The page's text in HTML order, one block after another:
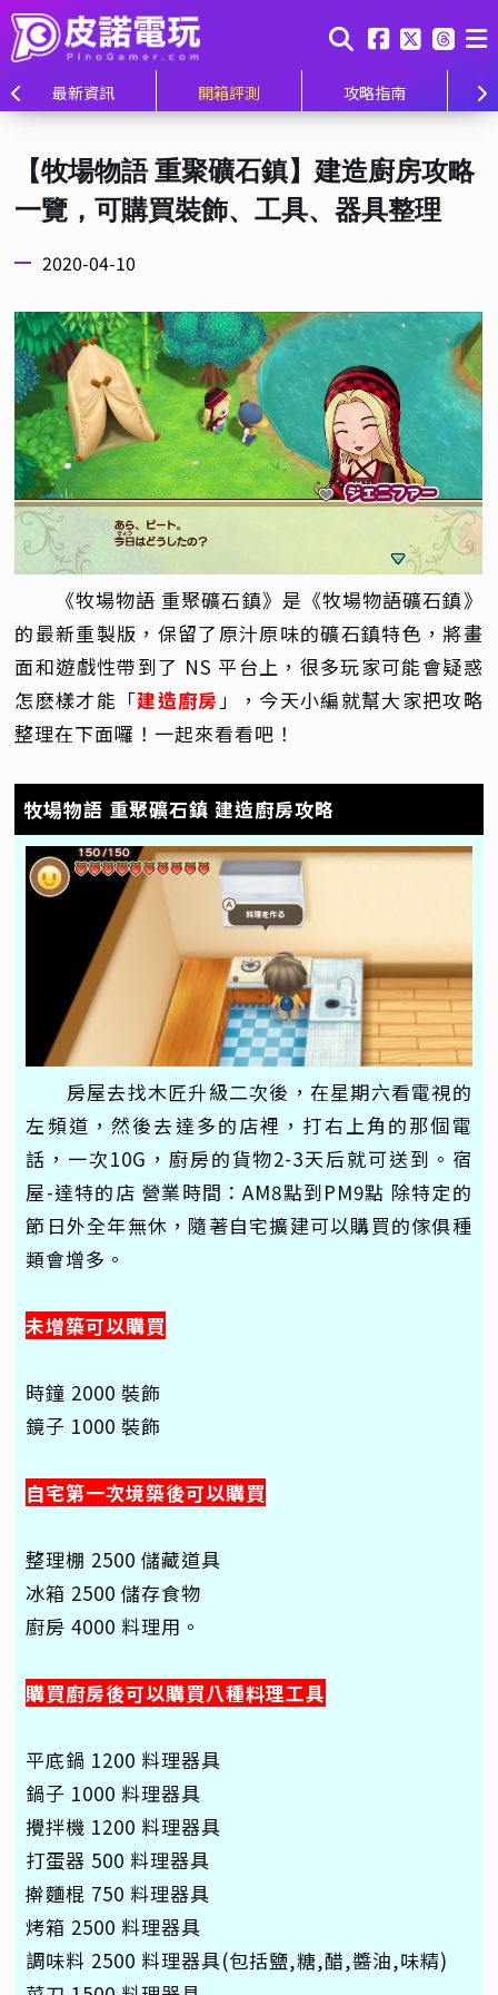
最新資訊 開箱評測 攻略指南
【牧場物語 重聚礦石鎮】建造廚房攻略
一覽，可購買裝飾、工具、器具整理
2020-04-10
《牧場物語 重聚礦石鎮》是《牧場物語礦石鎮》
的最新重製版，保留了原汁原味的礦石鎮特色，將畫
面和遊戲性帶到了 NS 平台上，很多玩家可能會疑惑
怎麽樣才能「建造廚房」，今天小編就幫大家把攻略
整理在下面囉！一起來看看吧！
牧場物語 重聚礦石鎮 建造廚房攻略
房屋去找木匠升級二次後，在星期六看電視的
左頻道，然後去達多的店裡，打右上角的那個電
話，一次10G，廚房的貨物2-3天后就可送到。宿
屋-達特的店 營業時間：AM8點到PM9點 除特定的
節日外全年無休，隨著自宅擴建可以購買的傢俱種
類會增多。
未增築可以購買
時鐘 2000 裝飾
鏡子 1000 裝飾
自宅第一次境築後可以購買
整理棚 2500 儲藏道具
冰箱 2500 儲存食物
廚房 4000 料理用。
購買廚房後可以購買八種料理工具
平底鍋 1200 料理器具
鍋子 1000 料理器具
攪拌機 1200 料理器具
打蛋器 500 料理器具
擀麵棍 750 料理器具
烤箱 2500 料理器具
調味料 2500 料理器具(包括鹽,糖,醋,醬油,味精)